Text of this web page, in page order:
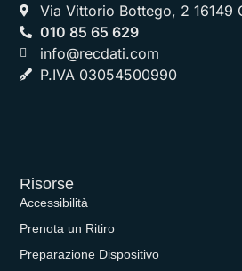
Risorse
Accessibilità
Prenota un Ritiro
Preparazione Dispositivo
Via Vittorio Bottego, 2 16149
010 85 65 629
info@recdati.com
P.IVA 03054500990